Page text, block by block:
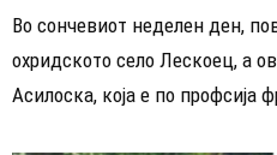
Во сончевиот неделен ден,
охридското село Лескоец, а
Асилоска, која е по